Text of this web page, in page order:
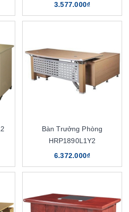
3.577.000₫
Bàn Trưởng Phòng
HRP1890L1Y2
6.372.000₫